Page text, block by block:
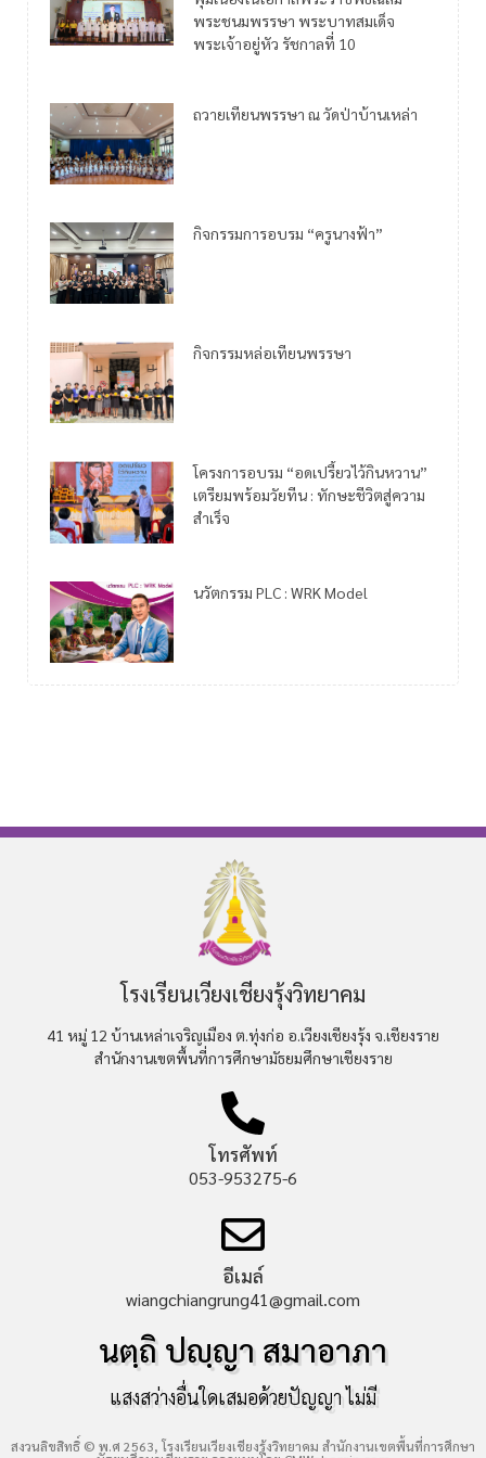
พระชนมพรรษา พระบาทสมเด็จ
พระเจ้าอยู่หัว รัชกาลที่ 10
ถวายเทียนพรรษา ณ วัดป่าบ้านเหล่า
กิจกรรมการอบรม “ครูนางฟ้า”
กิจกรรมหล่อเทียนพรรษา
โครงการอบรม “อดเปรี้ยวไว้กินหวาน”
เตรียมพร้อมวัยทีน : ทักษะชีวิตสู่ความ
สำเร็จ
นวัตกรรม PLC : WRK Model
โรงเรียนเวียงเชียงรุ้งวิทยาคม
41 หมู่ 12 บ้านเหล่าเจริญเมือง ต.ทุ่งก่อ อ.เวียงเชียงรุ้ง จ.เชียงราย
สำนักงานเขตพื้นที่การศึกษามัธยมศึกษาเชียงราย
โทรศัพท์
053-953275-6
อีเมล์
wiangchiangrung41@gmail.com
นตฺถิ ปญฺญา สมาอาภา
แสงสว่างอื่นใดเสมอด้วยปัญญา ไม่มี
สงวนลิขสิทธิ์ © พ.ศ 2563, โรงเรียนเวียงเชียงรุ้งวิทยาคม สำนักงานเขตพื้นที่การศึกษา